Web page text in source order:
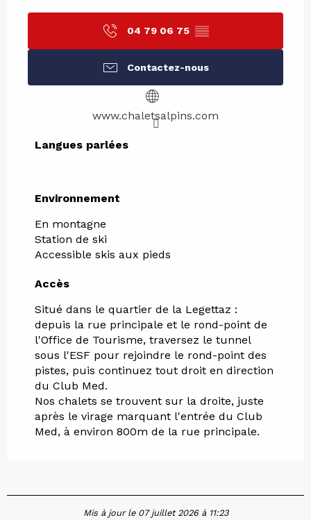
04 79 06 75 ▒▒
Contactez-nous
www.chaletsalpins.com
Langues parlées
Langues parlées
Environnement
Environnement
En montagne
Station de ski
Accessible skis aux pieds
Accès
Accès
Situé dans le quartier de la Legettaz :
depuis la rue principale et le rond-point de
l'Office de Tourisme, traversez le tunnel
sous l'ESF pour rejoindre le rond-point des
pistes, puis continuez tout droit en direction
du Club Med.
Nos chalets se trouvent sur la droite, juste
après le virage marquant l'entrée du Club
Med, à environ 800m de la rue principale.
Mis à jour le 07 juillet 2026 à 11:23